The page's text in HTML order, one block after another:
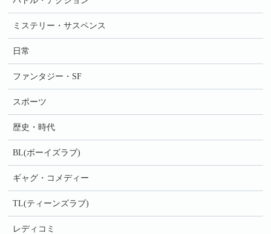
ミステリー・サスペンス
日常
ファンタジー・SF
スポーツ
歴史・時代
BL(ボーイズラブ)
ギャグ・コメディー
TL(ティーンズラブ)
レディコミ